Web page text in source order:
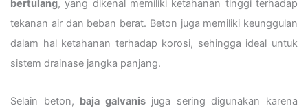
bertulang, yang dikenal memiliki ketahanan tinggi terhadap
tekanan air dan beban berat. Beton juga memiliki keunggulan
dalam hal ketahanan terhadap korosi, sehingga ideal untuk
sistem drainase jangka panjang.
Selain beton, baja galvanisjuga sering digunakan karena